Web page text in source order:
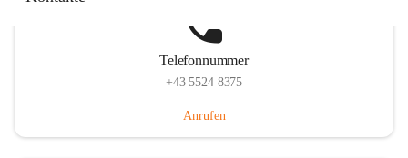
Telefonnummer
+43 5524 8375
Anrufen